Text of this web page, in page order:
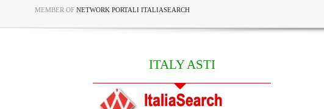
MEMBER OF NETWORK PORTALI ITALIASEARCH
ITALY ASTI